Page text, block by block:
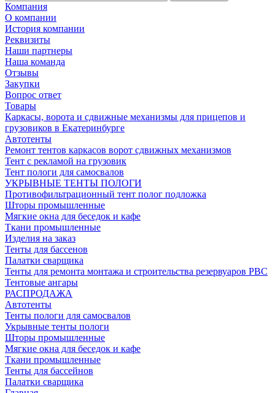
Компания
О компании
История компании
Реквизиты
Наши партнеры
Наша команда
Отзывы
Закупки
Вопрос ответ
Товары
Каркасы, ворота и сдвижные механизмы для прицепов и
грузовиков в Екатеринбурге
Автотенты
Ремонт тентов каркасов ворот сдвижных механизмов
Тент с рекламой на грузовик
Тент пологи для самосвалов
УКРЫВНЫЕ ТЕНТЫ ПОЛОГИ
Противофильтрационный тент полог подложка
Шторы промышленные
Мягкие окна для беседок и кафе
Ткани промышленные
Изделия на заказ
Тенты для бассенов
Палатки сварщика
Тенты для ремонта монтажа и строительства резервуаров РВС
Тентовые ангары
РАСПРОДАЖА
Автотенты
Тенты пологи для самосвалов
Укрывные тенты пологи
Шторы промышленные
Мягкие окна для беседок и кафе
Ткани промышленные
Тенты для бассейнов
Палатки сварщика